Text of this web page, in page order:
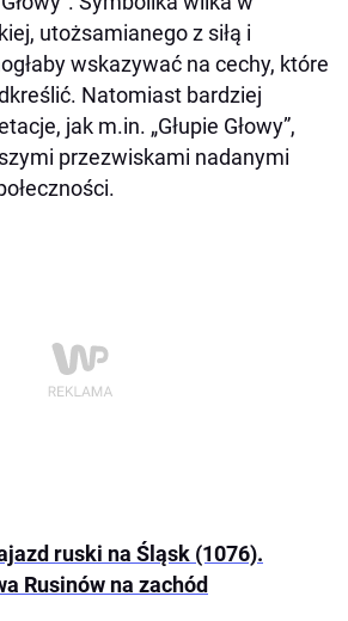
utożsamianego z siłą i
wskazywać na cechy, które
Natomiast bardziej
jak m.in. „Głupie Głowy”,
przezwiskami nadanymi
ruski na Śląsk (1076).
Rusinów na zachód